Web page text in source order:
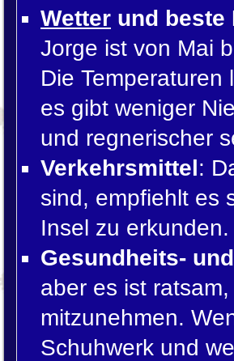
Wetter und beste
Jorge ist von Mai
Die
es gibt weniger
und regnerischer
Verkehrsmittel:
sind, empfiehlt es
Insel zu erkunden.
Gesundheits-
aber es ist
mitzunehmen.
Schuhwerk und